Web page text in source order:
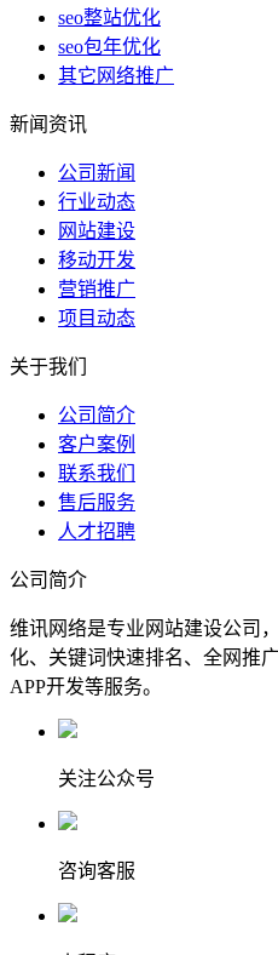
seo整站优化
seo包年优化
其它网络推广
新闻资讯
公司新闻
行业动态
网站建设
移动开发
营销推广
项目动态
关于我们
公司简介
客户案例
联系我们
售后服务
人才招聘
公司简介
维讯网络是专业网站建设公司
化、关键词快速排名、全网推
APP开发等服务。
关注公众号
咨询客服